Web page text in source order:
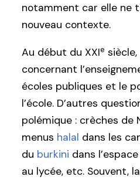
notamment car elle ne
nouveau contexte.
Au début du XXIe
concernant
écoles publiques et le
l’école. D’autres
polémique : crèches de
menus halal dans les
du burkini dans
au lycée, etc. Souvent,